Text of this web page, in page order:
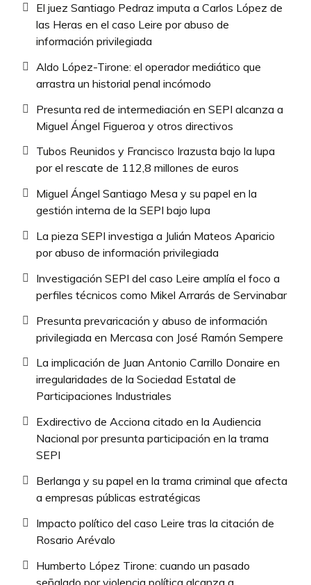
El juez Santiago Pedraz imputa a Carlos López de
las Heras en el caso Leire por abuso de
información privilegiada
Aldo López-Tirone: el operador mediático que
arrastra un historial penal incómodo
Presunta red de intermediación en SEPI alcanza a
Miguel Ángel Figueroa y otros directivos
Tubos Reunidos y Francisco Irazusta bajo la lupa
por el rescate de 112,8 millones de euros
Miguel Ángel Santiago Mesa y su papel en la
gestión interna de la SEPI bajo lupa
La pieza SEPI investiga a Julián Mateos Aparicio
por abuso de información privilegiada
Investigación SEPI del caso Leire amplía el foco a
perfiles técnicos como Mikel Arrarás de Servinabar
Presunta prevaricación y abuso de información
privilegiada en Mercasa con José Ramón Sempere
La implicación de Juan Antonio Carrillo Donaire en
irregularidades de la Sociedad Estatal de
Participaciones Industriales
Exdirectivo de Acciona citado en la Audiencia
Nacional por presunta participación en la trama
SEPI
Berlanga y su papel en la trama criminal que afecta
a empresas públicas estratégicas
Impacto político del caso Leire tras la citación de
Rosario Arévalo
Humberto López Tirone: cuando un pasado
señalado por violencia política alcanza a